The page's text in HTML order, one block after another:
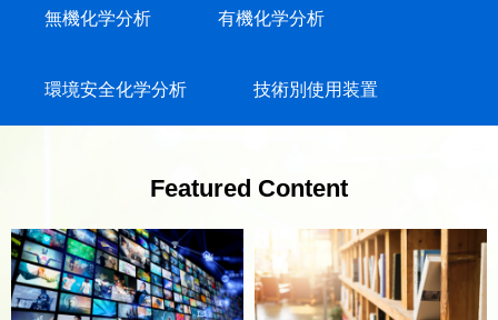
無機化学分析 有機化学分析
環境安全化学分析 技術別使用装置
Featured Content